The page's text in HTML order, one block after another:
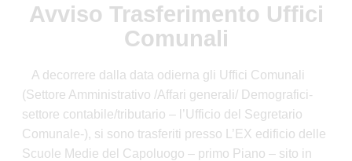
Avviso Trasferimento Uffici
Comunali
A decorrere dalla data odierna gli Uffici Comunali
(Settore Amministrativo /Affari generali/ Demografici-
settore contabile/tributario – l’Ufficio del Segretario
Comunale-), si sono trasferiti presso L’EX edificio delle
Scuole Medie del Capoluogo – primo Piano – sito in